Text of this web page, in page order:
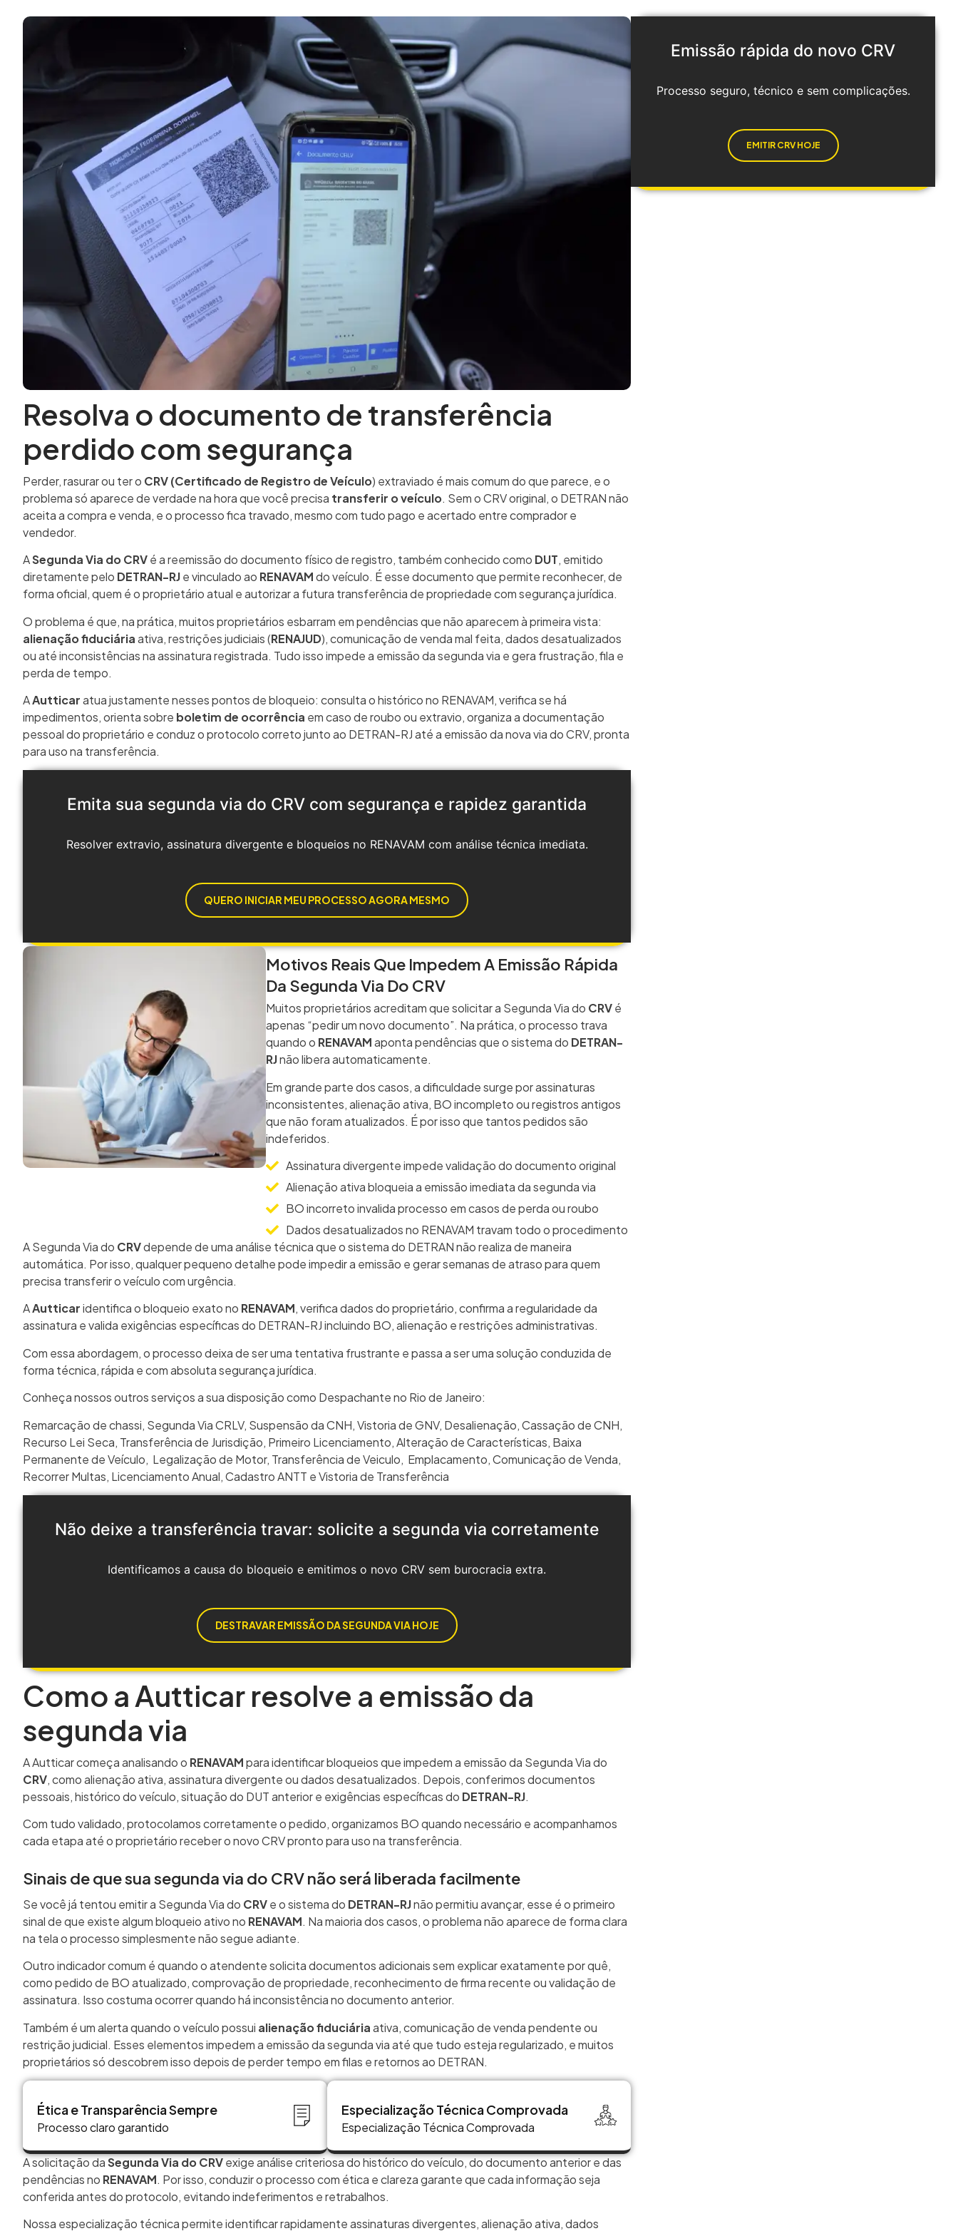
Resolva o documento de transferência
perdido com segurança
Perder, rasurar ou ter o CRV (Certificado de Registro de Veículo) extraviado é mais comum do que parece, e o
problema só aparece de verdade na hora que você precisa transferir o veículo. Sem o CRV original, o DETRAN não
aceita a compra e venda, e o processo fica travado, mesmo com tudo pago e acertado entre comprador e
vendedor.
ASegunda Via do CRVé a reemissão do documento físico de registro, também conhecido como DUT, emitido
diretamente pelo DETRAN-RJe vinculado ao RENAVAMdo veículo. É esse documento que permite reconhecer, de
forma oficial, quem é o proprietário atual e autorizar a futura transferência de propriedade com segurança jurídica.
O problema é que, na prática, muitos proprietários esbarram em pendências que não aparecem à primeira vista:
alienação fiduciáriaativa, restrições judiciais (RENAJUD), comunicação de venda mal feita, dados desatualizados
ou até inconsistências na assinatura registrada. Tudo isso impede a emissão da segunda via e gera frustração, fila e
perda de tempo.
AAutticaratua justamente nesses pontos de bloqueio: consulta o histórico no RENAVAM, verifica se há
impedimentos, orienta sobre boletim de ocorrência em caso de roubo ou extravio, organiza a documentação
pessoal do proprietário e conduz o protocolo correto junto ao DETRAN-RJ até a emissão da nova via do CRV, pronta
para uso na transferência.
Emita sua segunda via do CRV com segurança e rapidez garantida
Resolver extravio, assinatura divergente e bloqueios no RENAVAM com análise técnica imediata.
QUERO INICIAR MEU PROCESSO AGORA MESMO
Motivos Reais Que Impedem A Emissão Rápida
Da Segunda Via Do CRV
Muitos proprietários acreditam que solicitar a Segunda Via do CRVé
apenas “pedir um novo documento”. Na prática, o processo trava
quando o RENAVAMaponta pendências que o sistema do DETRAN-
RJnão libera automaticamente.
Em grande parte dos casos, a dificuldade surge por assinaturas
inconsistentes, alienação ativa, BO incompleto ou registros antigos
que não foram atualizados. É por isso que tantos pedidos são
indeferidos.
Assinatura divergente impede validação do documento original
Alienação ativa bloqueia a emissão imediata da segunda via
BO incorreto invalida processo em casos de perda ou roubo
Dados desatualizados no RENAVAM travam todo o procedimento
A Segunda Via do CRVdepende de uma análise técnica que o sistema do DETRAN não realiza de maneira
automática. Por isso, qualquer pequeno detalhe pode impedir a emissão e gerar semanas de atraso para quem
precisa transferir o veículo com urgência.
AAutticaridentifica o bloqueio exato no RENAVAM, verifica dados do proprietário, confirma a regularidade da
assinatura e valida exigências específicas do DETRAN-RJ incluindo BO, alienação e restrições administrativas.
Com essa abordagem, o processo deixa de ser uma tentativa frustrante e passa a ser uma solução conduzida de
forma técnica, rápida e com absoluta segurança jurídica.
Conheça nossos outros serviços a sua disposição como Despachante no Rio de Janeiro:
Remarcação de chassi, Segunda Via CRLV, Suspensão da CNH,Vistoria de GNV, Desalienação,Cassação de CNH,
Recurso Lei Seca, Transferência de Jurisdição, Primeiro Licenciamento,Alteração de Características, Baixa
Permanente de Veículo, Legalização de Motor, Transferência de Veiculo, Emplacamento,Comunicação de Venda,
Recorrer Multas, Licenciamento Anual,Cadastro ANTT eVistoria de Transferência
Não deixe a transferência travar: solicite a segunda via corretamente
Identificamos a causa do bloqueio e emitimos o novo CRV sem burocracia extra.
DESTRAVAR EMISSÃO DA SEGUNDA VIA HOJE
Como a Autticar resolve a emissão da
segunda via
A Autticar começa analisando o RENAVAMpara identificar bloqueios que impedem a emissão da Segunda Via do
CRV, como alienação ativa, assinatura divergente ou dados desatualizados. Depois, conferimos documentos
pessoais, histórico do veículo, situação do DUT anterior e exigências específicas do DETRAN-RJ.
Com tudo validado, protocolamos corretamente o pedido, organizamos BO quando necessário e acompanhamos
cada etapa até o proprietário receber o novo CRV pronto para uso na transferência.
Sinais de que sua segunda via do CRV não será liberada facilmente
Se você já tentou emitir a Segunda Via do CRVe o sistema do DETRAN-RJnão permitiu avançar, esse é o primeiro
sinal de que existe algum bloqueio ativo no RENAVAM. Na maioria dos casos, o problema não aparece de forma clara
na tela o processo simplesmente não segue adiante.
Outro indicador comum é quando o atendente solicita documentos adicionais sem explicar exatamente por quê,
como pedido de BO atualizado, comprovação de propriedade, reconhecimento de firma recente ou validação de
assinatura. Isso costuma ocorrer quando há inconsistência no documento anterior.
Também é um alerta quando o veículo possui alienação fiduciáriaativa, comunicação de venda pendente ou
restrição judicial. Esses elementos impedem a emissão da segunda via até que tudo esteja regularizado, e muitos
proprietários só descobrem isso depois de perder tempo em filas e retornos ao DETRAN.
Ética e Transparência Sempre
Processo claro garantido
Especialização Técnica Comprovada
Especialização Técnica Comprovada
A solicitação daSegunda Via do CRVexige análise criteriosa do histórico do veículo, do documento anterior e das
pendências no RENAVAM. Por isso, conduzir o processo com ética e clareza garante que cada informação seja
conferida antes do protocolo, evitando indeferimentos e retrabalhos.
Nossa especialização técnica permite identificar rapidamente assinaturas divergentes, alienação ativa, dados
Emissão rápida do novo CRV
Processo seguro, técnico e sem complicações.
EMITIR CRV HOJE